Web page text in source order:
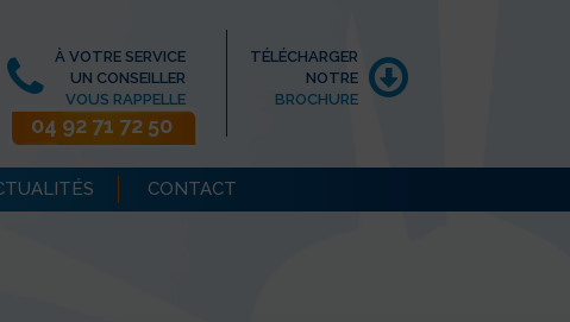
À VOTRE SERVICE
UN CONSEILLER
VOUS RAPPELLE
04 92 71 72 50
TÉLÉCHARGER
NOTRE
BROCHURE
CONTACT